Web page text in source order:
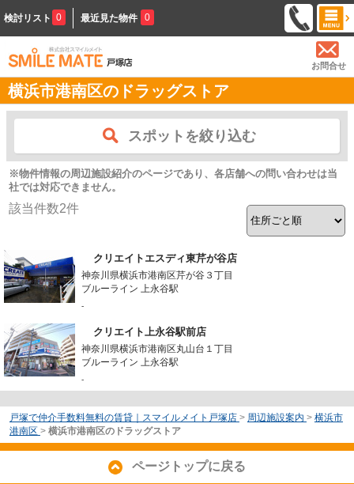
検討リスト 0 最近見た物件 0
お問合せ
横浜市港南区のドラッグストア
スポットを絞り込む
※物件情報の周辺施設紹介のページであり、各店舗への問い合わせは当
社では対応できません。
該当件数2件
クリエイトエスディ東芹が谷店
神奈川県横浜市港南区芹が谷３丁目
ブルーライン 上永谷駅
-
クリエイト上永谷駅前店
神奈川県横浜市港南区丸山台１丁目
ブルーライン 上永谷駅
-
戸塚で仲介手数料無料の賃貸｜スマイルメイト戸塚店 > 周辺施設案内 > 横浜市
港南区 > 横浜市港南区のドラッグストア
ページトップに戻る